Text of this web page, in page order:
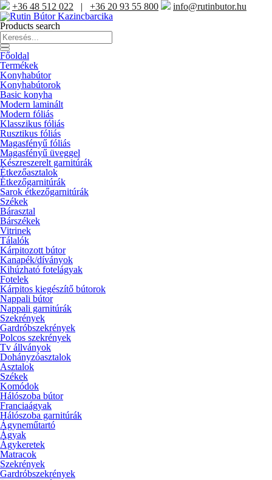
+36 48 512 022 | +36 20 93 55 800
info@rutinbutor.hu
Products search
Főoldal
Termékek
Konyhabútor
Konyhabútorok
Basic konyha
Modern laminált
Modern fóliás
Klasszikus fóliás
Rusztikus fóliás
Magasfényű fóliás
Magasfényű üveggel
Készreszerelt garnitúrák
Étkezőasztalok
Étkezőgarnitúrák
Sarok étkezőgarnitúrák
Székek
Bárasztal
Bárszékek
Vitrinek
Tálalók
Kárpitozott bútor
Kanapék/díványok
Kihúzható fotelágyak
Fotelek
Kárpitos kiegészítő bútorok
Nappali bútor
Nappali garnitúrák
Szekrények
Gardróbszekrények
Polcos szekrények
Tv állványok
Dohányzóasztalok
Asztalok
Székek
Komódok
Hálószoba bútor
Franciaágyak
Hálószoba garnitúrák
Ágyneműtartó
Ágyak
Ágykeretek
Matracok
Szekrények
Gardróbszekrények